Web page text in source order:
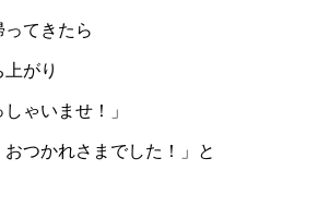
てきたら
がり
ゃいませ！」
つかれさまでした！」と